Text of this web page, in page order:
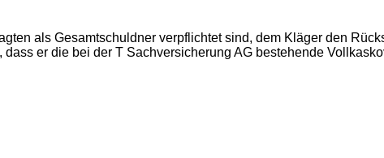
als Gesamtschuldner verpflichtet sind, dem Kläger den
er die bei der T Sachversicherung AG bestehende